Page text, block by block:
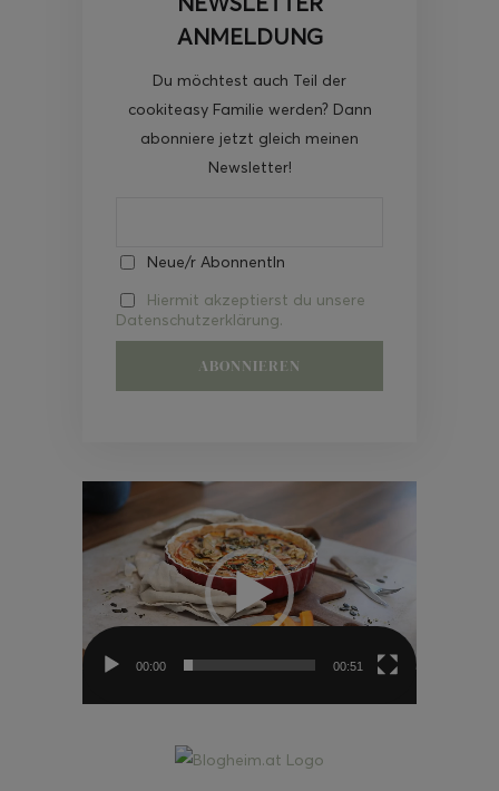
ANMELDUNG
Du möchtest auch Teil der
cookiteasy Familie werden? Dann
abonniere jetzt gleich meinen
Newsletter!
Neue/r AbonnentIn
Hiermit akzeptierst du unsere
Datenschutzerklärung.
Video-
00:00 00:51